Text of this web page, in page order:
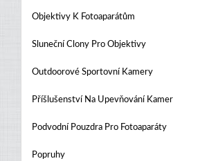
Objektivy K Fotoaparátům
Sluneční Clony Pro Objektivy
Outdoorové Sportovní Kamery
Příšlušenství Na Upevňování Kamer
Podvodní Pouzdra Pro Fotoaparáty
Popruhy